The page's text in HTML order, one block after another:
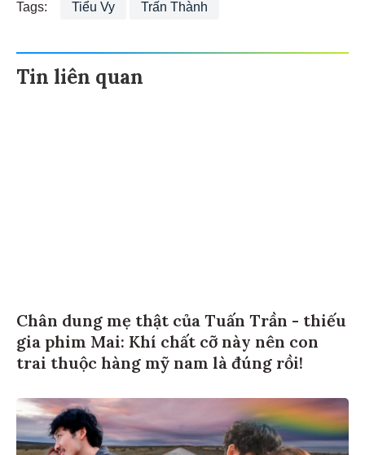
Tags: Tiểu Vy Trấn Thành
Tin liên quan
Chân dung mẹ thật của Tuấn Trần - thiếu
gia phim Mai: Khí chất cỡ này nên con
trai thuộc hàng mỹ nam là đúng rồi!